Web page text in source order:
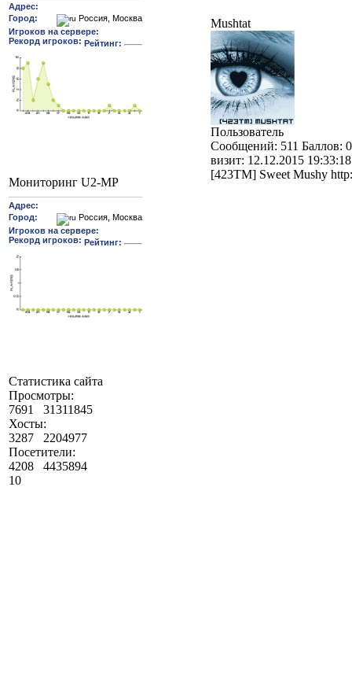
Мониторинг U2-MP
Статистика сайта
Просмотры:
7691
31311845
Хосты:
3287
2204977
Посетители:
4208
4435894
10
Mushtat
Пользователь
Cообщений: 511 Баллов: 0
визит: 12.12.2015 19:33:18
[423TM] Sweet Mushy